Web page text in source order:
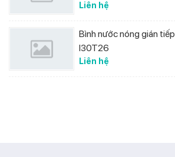
Liên hệ
Bình nước nóng gián
I30T26
Liên hệ